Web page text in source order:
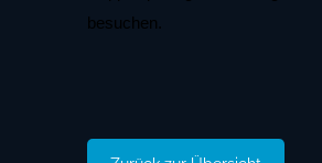
besuchen.